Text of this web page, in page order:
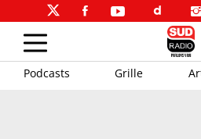
Podcasts Grille